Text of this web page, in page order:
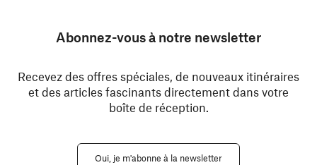
Abonnez-vous à notre newsletter
Recevez des offres spéciales, de nouveaux itinéraires
et des articles fascinants directement dans votre
boîte de réception.
Oui, je m'abonne à la newsletter